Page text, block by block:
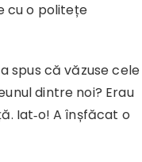
cu o politețe
spus că văzuse cele
dintre noi? Erau
Iat‐o! A înșfăcat o